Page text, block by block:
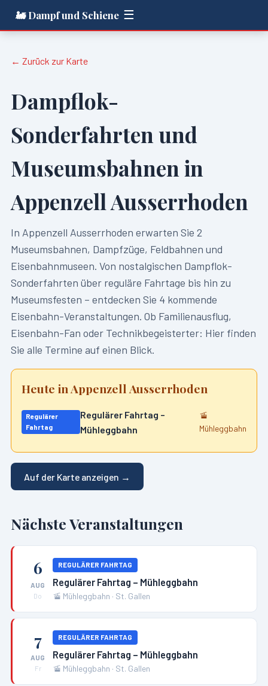
🚂 Dampf und Schiene ☰
← Zurück zur Karte
Dampflok-
Sonderfahrten und
Museumsbahnen in
Appenzell Ausserrhoden
In Appenzell Ausserrhoden erwarten Sie 2
Museumsbahnen, Dampfzüge, Feldbahnen und
Eisenbahnmuseen. Von nostalgischen Dampflok-
Sonderfahrten über reguläre Fahrtage bis hin zu
Museumsfesten – entdecken Sie 4kommende
Eisenbahn-Veranstaltungen. Ob Familienausflug,
Eisenbahn-Fan oder Technikbegeisterter: Hier finden
Sie alle Termine auf einen Blick.
Heute in Appenzell Ausserrhoden
Regulärer
Fahrtag
Regulärer Fahrtag –
Mühleggbahn
🚡
Mühleggbahn
Auf der Karte anzeigen →
Nächste Veranstaltungen
6
AUG
Do
REGULÄRER FAHRTAG
Regulärer Fahrtag – Mühleggbahn
🚡 Mühleggbahn · St. Gallen
7
AUG
Fr
REGULÄRER FAHRTAG
Regulärer Fahrtag – Mühleggbahn
🚡 Mühleggbahn · St. Gallen